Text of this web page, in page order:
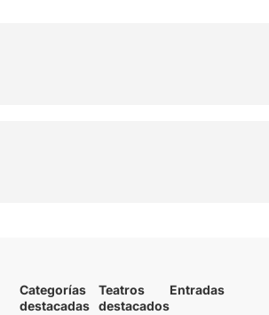
Categorías
destacadas
Teatros
destacados
Entradas